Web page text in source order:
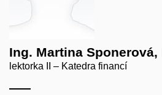
Ing. Martina Sponerová,
lektorka II – Katedra financí